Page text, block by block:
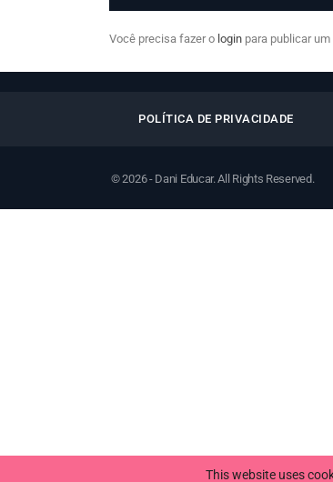
Você precisa fazer o loginpara publicar um
POLÍTICA DE PRIVACIDADE
© 2026 - Dani Educar. All Rights Reserved.
This website uses